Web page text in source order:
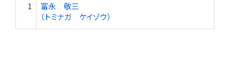
1
富永 敬三
（トミナガ ケイゾウ）